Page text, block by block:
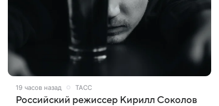
19 часов назад ТАСС
Российский режиссер Кирилл Соколов